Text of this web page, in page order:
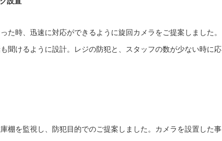
た時、迅速に対応ができるように旋回カメラをご提案しました。
聞けるように設計。レジの防犯と、スタッフの数が少ない時に応
棚を監視し、防犯目的でのご提案しました。カメラを設置した事